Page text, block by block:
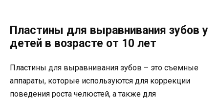
Пластины для выравнивания зубов у
детей в возрасте от 10 лет
Пластины для выравнивания зубов – это съемные
аппараты, которые используются для коррекции
поведения роста челюстей, а также для